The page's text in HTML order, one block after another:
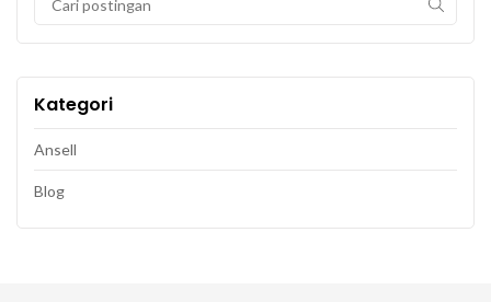
Kategori
Ansell
Blog